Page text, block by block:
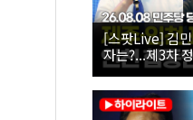
[스팟Live] 김민
자는?...제3차
합동연설회 생